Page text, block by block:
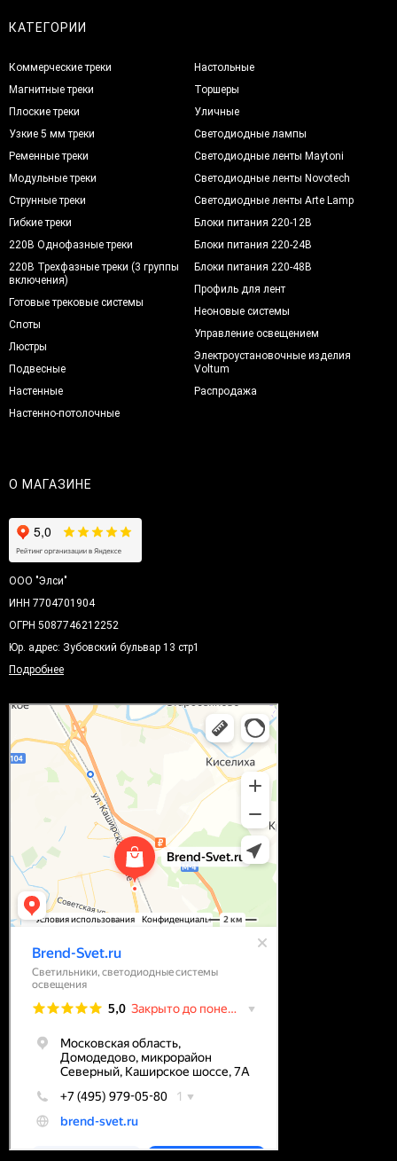
КАТЕГОРИИ
Коммерческие треки
Магнитные треки
Плоские треки
Узкие 5 мм треки
Ременные треки
Модульные треки
Струнные треки
Гибкие треки
220В Однофазные треки
220В Трехфазные треки (3 группы
включения)
Готовые трековые системы
Споты
Люстры
Подвесные
Настенные
Настенно-потолочные
Настольные
Торшеры
Уличные
Светодиодные лампы
Светодиодные ленты Maytoni
Светодиодные ленты Novotech
Светодиодные ленты Arte Lamp
Блоки питания 220-12В
Блоки питания 220-24В
Блоки питания 220-48В
Профиль для лент
Неоновые системы
Управление освещением
Электроустановочные изделия
Voltum
Распродажа
О МАГАЗИНЕ
ООО "Элси"
ИНН 7704701904
ОГРН 5087746212252
Юр. адрес: Зубовский бульвар 13 стр1
Подробнее